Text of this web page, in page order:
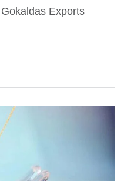
Exports